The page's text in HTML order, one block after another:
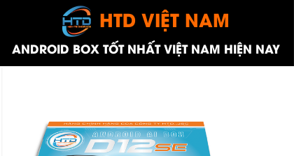
ANDROID BOX TỐT NHẤT VIỆT NAM HIỆN NAY
HTD VIỆT NAM